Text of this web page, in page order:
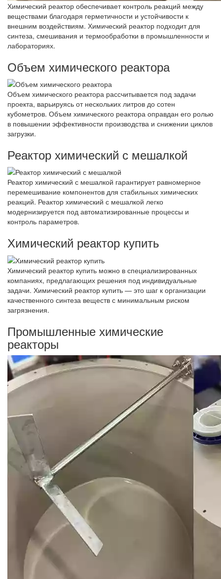
Химический реактор обеспечивает контроль реакций между
веществами благодаря герметичности и устойчивости к
внешним воздействиям. Химический реактор подходит для
синтеза, смешивания и термообработки в промышленности и
лабораториях.
Объем химического реактора
Объем химического реактора рассчитывается под задачи
проекта, варьируясь от нескольких литров до сотен
кубометров. Объем химического реактора оправдан его ролью
в повышении эффективности производства и снижении циклов
загрузки.
Реактор химический с мешалкой
Реактор химический с мешалкой гарантирует равномерное
перемешивание компонентов для стабильных химических
реакций. Реактор химический с мешалкой легко
модернизируется под автоматизированные процессы и
контроль параметров.
Химический реактор купить
Химический реактор купить можно в специализированных
компаниях, предлагающих решения под индивидуальные
задачи. Химический реактор купить — это шаг к организации
качественного синтеза веществ с минимальным риском
загрязнения.
Промышленные химические
реакторы